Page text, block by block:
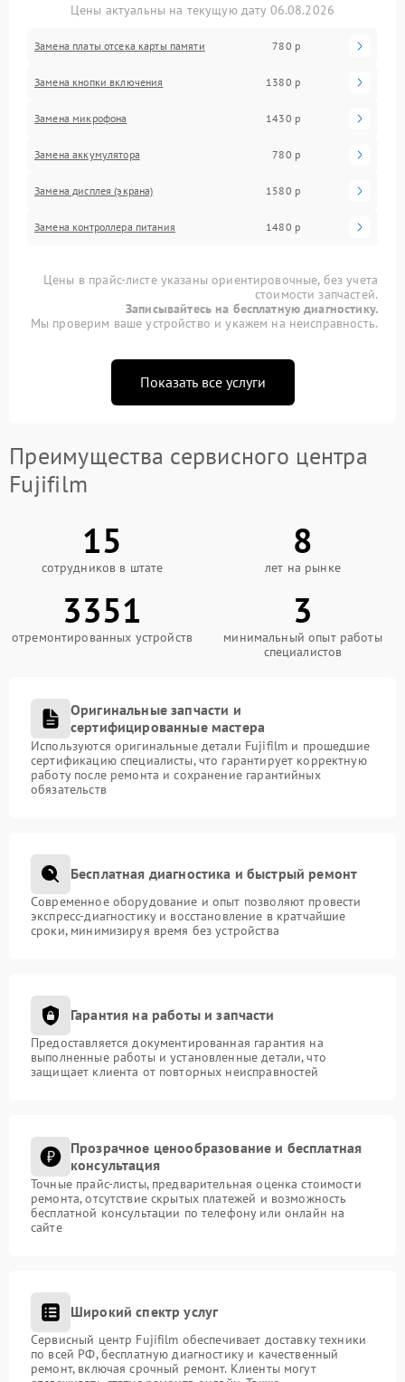
Цены актуальны на текущую дату 06.08.2026
Замена платы отсека карты памяти 780 р
Замена кнопки включения 1380 р
Замена микрофона 1430 р
Замена аккумулятора 780 р
Замена дисплея (экрана) 1580 р
Замена контроллера питания 1480 р
Цены в прайс-листе указаны ориентировочные, без учета
стоимости запчастей.
Записывайтесь на бесплатную диагностику.
Мы проверим ваше устройство и укажем на неисправность.
Показать все услуги
Преимущества сервисного центра
Fujifilm
15
сотрудников в штате
8
лет на рынке
3351
отремонтированных устройств
3
минимальный опыт работы
специалистов
Оригинальные запчасти и
сертифицированные мастера
Используются оригинальные детали Fujifilm и прошедшие
сертификацию специалисты, что гарантирует корректную
работу после ремонта и сохранение гарантийных
обязательств
Бесплатная диагностика и быстрый ремонт
Современное оборудование и опыт позволяют провести
экспресс-диагностику и восстановление в кратчайшие
сроки, минимизируя время без устройства
Гарантия на работы и запчасти
Предоставляется документированная гарантия на
выполненные работы и установленные детали, что
защищает клиента от повторных неисправностей
Прозрачное ценообразование и бесплатная
консультация
Точные прайс-листы, предварительная оценка стоимости
ремонта, отсутствие скрытых платежей и возможность
бесплатной консультации по телефону или онлайн на
сайте
Широкий спектр услуг
Сервисный центр Fujifilm обеспечивает доставку техники
по всей РФ, бесплатную диагностику и качественный
ремонт, включая срочный ремонт. Клиенты могут